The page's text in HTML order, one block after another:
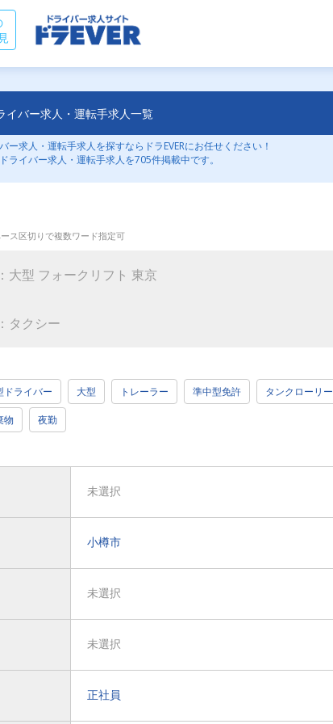
イバー求人・運転手求人一覧
ー求人・運転手求人を探すならドラEVERにお任せください！
ライバー求人・運転手求人を705件掲載中です。
ス区切りで複数ワード指定可
ドライバー 大型 トレーラー 準中型免許 タンクローリー
物 夜勤
未選択
小樽市
未選択
未選択
正社員